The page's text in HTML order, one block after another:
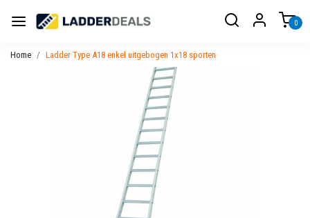
0
Home Ladder Type A18 enkel uitgebogen 1x18 sporten